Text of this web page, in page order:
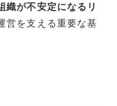
織が不安定になるリ
営を支える重要な基